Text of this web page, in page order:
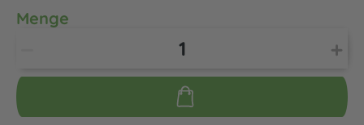
Menge